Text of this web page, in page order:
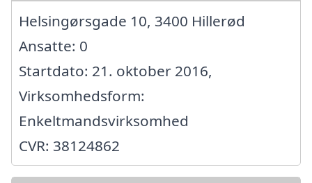
Helsingørsgade 10, 3400 Hillerød
Ansatte: 0
Startdato: 21. oktober 2016,
Virksomhedsform:
Enkeltmandsvirksomhed
CVR: 38124862